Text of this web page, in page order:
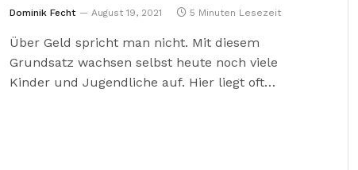
Dominik Fecht August 19, 2021 5 Minuten Lesezeit
Über Geld spricht man nicht. Mit diesem
Grundsatz wachsen selbst heute noch viele
Kinder und Jugendliche auf. Hier liegt oft…